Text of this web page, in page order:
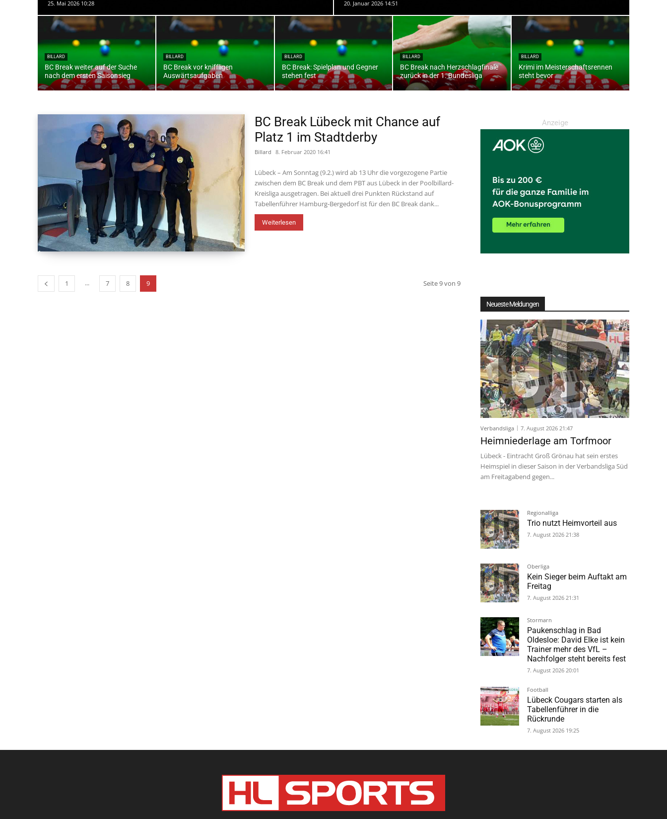
25. Mai 2026 10:28 20. Januar 2026 14:51
BILLARD
BC Break weiter auf der Suche
nach dem ersten Saisonsieg
BILLARD
BC Break vor kniffligen
Auswärtsaufgaben
BILLARD
BC Break: Spielplan und Gegner
stehen fest
BILLARD
BC Break nach Herzschlagfinale
zurück in der 1. Bundesliga
BILLARD
Krimi im Meisterschaftsrennen
steht bevor
BC Break Lübeck mit Chance auf
Platz 1 im Stadtderby
Billard 8. Februar 2020 16:41
Lübeck – Am Sonntag (9.2.) wird ab 13 Uhr die vorgezogene Partie
zwischen dem BC Break und dem PBT aus Lübeck in der Poolbillard-
Kreisliga ausgetragen. Bei aktuell drei Punkten Rückstand auf
Tabellenführer Hamburg-Bergedorf ist für den BC Break dank...
Weiterlesen
1 ... 7 8 9 Seite 9 von 9
Anzeige
Neueste Meldungen
Verbandsliga 7. August 2026 21:47
Heimniederlage am Torfmoor
Lübeck - Eintracht Groß Grönau hat sein erstes
Heimspiel in dieser Saison in der Verbandsliga Süd
am Freitagabend gegen...
Regionalliga
Trio nutzt Heimvorteil aus
7. August 2026 21:38
Oberliga
Kein Sieger beim Auftakt am
Freitag
7. August 2026 21:31
Stormarn
Paukenschlag in Bad
Oldesloe: David Elke ist kein
Trainer mehr des VfL –
Nachfolger steht bereits fest
7. August 2026 20:01
Football
Lübeck Cougars starten als
Tabellenführer in die
Rückrunde
7. August 2026 19:25